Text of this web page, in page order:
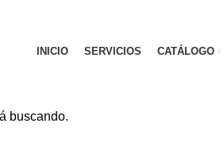
INICIO SERVICIOS CATÁLOGO
buscando.